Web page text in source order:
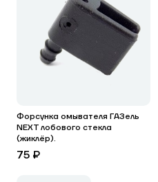
Форсунка омывателя ГАЗель
NEXT лобового стекла
(жиклёр).
75 ₽